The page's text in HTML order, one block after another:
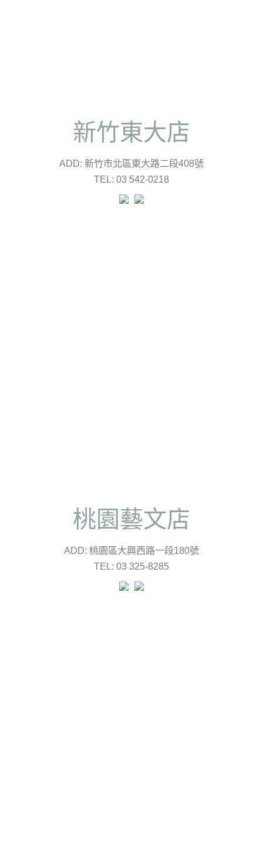
新竹東大店
ADD: 新竹市北區東大路二段408號
TEL: 03 542-0218
桃園藝文店
ADD: 桃園區大興西路一段180號
TEL: 03 325-8285